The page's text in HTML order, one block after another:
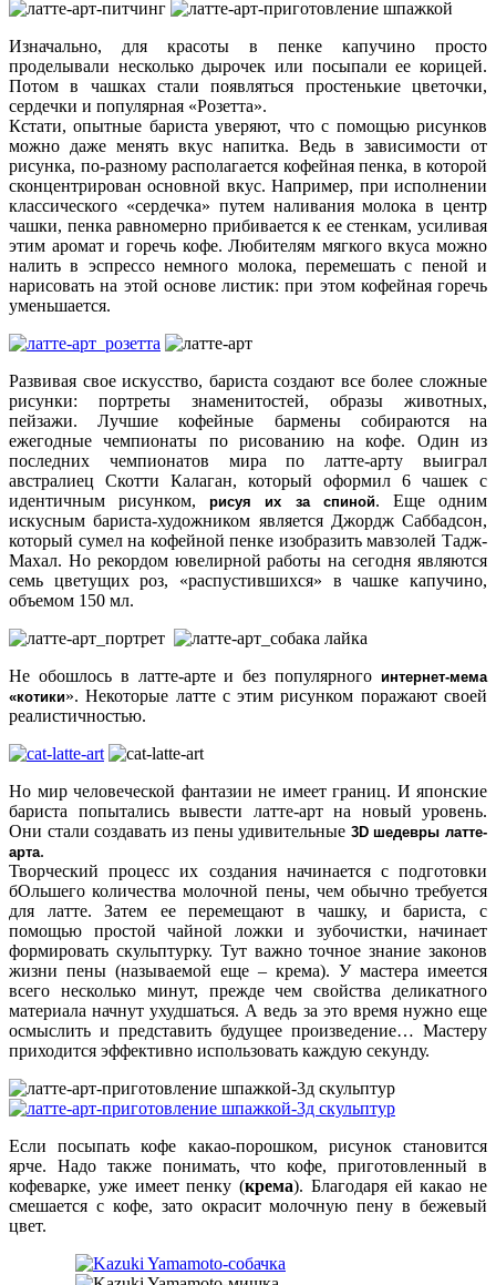
Изначально, для красоты в пенке капучино просто
проделывали несколько дырочек или посыпали ее корицей.
Потом в чашках стали появляться простенькие цветочки,
сердечки и популярная «Розетта».
Кстати, опытные бариста уверяют, что с помощью рисунков
можно даже менять вкус напитка. Ведь в зависимости от
рисунка, по-разному располагается кофейная пенка, в которой
сконцентрирован основной вкус. Например, при исполнении
классического «сердечка» путем наливания молока в центр
чашки, пенка равномерно прибивается к ее стенкам, усиливая
этим аромат и горечь кофе. Любителям мягкого вкуса можно
налить в эспрессо немного молока, перемешать с пеной и
нарисовать на этой основе листик: при этом кофейная горечь
уменьшается.
Развивая свое искусство, бариста создают все более сложные
рисунки: портреты знаменитостей, образы животных,
пейзажи. Лучшие кофейные бармены собираются на
ежегодные чемпионаты по рисованию на кофе. Один из
последних чемпионатов мира по латте-арту выиграл
австралиец Скотти Калаган, который оформил 6 чашек с
идентичным рисунком,рисуя их за спиной. Еще одним
искусным бариста-художником является Джордж Саббадсон,
который сумел на кофейной пенке изобразить мавзолей Тадж-
Махал. Но рекордом ювелирной работы на сегодня являются
семь цветущих роз, «распустившихся» в чашке капучино,
объемом 150 мл.
Не обошлось в латте-арте и без популярного интернет-мема
«котики». Некоторые латте с этим рисунком поражают своей
реалистичностью.
Но мир человеческой фантазии не имеет границ. И японские
бариста попытались вывести латте-арт на новый уровень.
Они стали создавать из пены удивительные 3D шедевры латте-
арта.
Творческий процесс их создания начинается с подготовки
бОльшего количества молочной пены, чем обычно требуется
для латте. Затем ее перемещают в чашку, и бариста, с
помощью простой чайной ложки и зубочистки, начинает
формировать скульптурку. Тут важно точное знание законов
жизни пены (называемой еще – крема). У мастера имеется
всего несколько минут, прежде чем свойства деликатного
материала начнут ухудшаться. А ведь за это время нужно еще
осмыслить и представить будущее произведение… Мастеру
приходится эффективно использовать каждую секунду.
Если посыпать кофе какао-порошком, рисунок становится
ярче. Надо также понимать, что кофе, приготовленный в
кофеварке, уже имеет пенку (крема). Благодаря ей какао не
смешается с кофе, зато окрасит молочную пену в бежевый
цвет.